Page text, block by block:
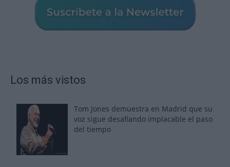
Los más vistos
Tom Jones demuestra en Madrid que su
voz sigue desafiando implacable el paso
del tiempo